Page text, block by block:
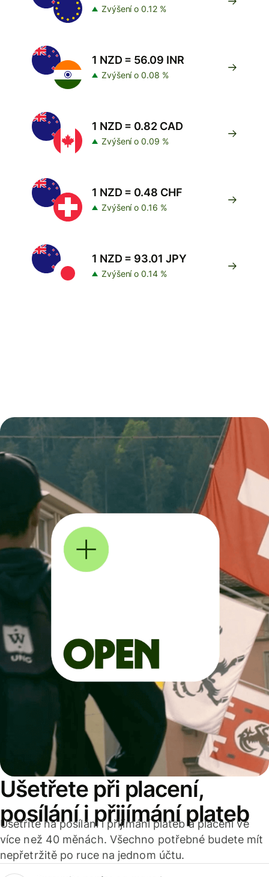
Zvýšení o 0.12 %
1 NZD = 56.09 INR
Zvýšení o 0.08 %
1 NZD = 0.82 CAD
Zvýšení o 0.09 %
1 NZD = 0.48 CHF
Zvýšení o 0.16 %
1 NZD = 93.01 JPY
Zvýšení o 0.14 %
Ušetřete při placení,
posílání i přijímání plateb
Ušetříte na posílání i přijímání plateb a placení ve
více než 40 měnách. Všechno potřebné budete mít
nepřetržitě po ruce na jednom účtu.